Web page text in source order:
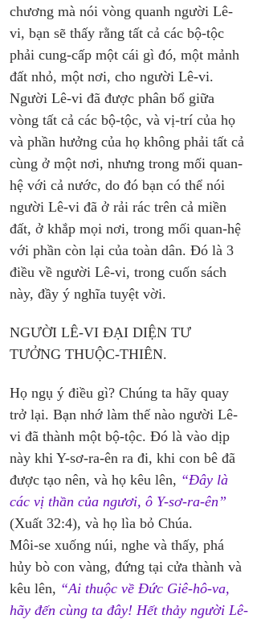
chương mà nói vòng quanh người Lê-
vi, bạn sẽ thấy rằng tất cả các bộ-tộc
phải cung-cấp một cái gì đó, một mảnh
đất nhỏ, một nơi, cho người Lê-vi.
Người Lê-vi đã được phân bổ giữa
vòng tất cả các bộ-tộc, và vị-trí của họ
và phần hưởng của họ không phải tất cả
cùng ở một nơi, nhưng trong mối quan-
hệ với cả nước, do đó bạn có thể nói
người Lê-vi đã ở rải rác trên cả miền
đất, ở khắp mọi nơi, trong mối quan-hệ
với phần còn lại của toàn dân. Đó là 3
điều về người Lê-vi, trong cuốn sách
này, đầy ý nghĩa tuyệt vời.
NGƯỜI LÊ-VI ĐẠI DIỆN TƯ
TƯỞNG THUỘC-THIÊN.
Họ ngụ ý điều gì? Chúng ta hãy quay
trở lại. Bạn nhớ làm thế nào người Lê-
vi đã thành một bộ-tộc. Đó là vào dịp
này khi Y-sơ-ra-ên ra đi, khi con bê đã
được tạo nên, và họ kêu lên, “Đây là
các vị thần của ngươi, ô Y-sơ-ra-ên”
(Xuất 32:4), và họ lìa bỏ Chúa.
Môi-se xuống núi, nghe và thấy, phá
hủy bò con vàng, đứng tại cửa thành và
kêu lên, “Ai thuộc về Đức Giê-hô-va,
hãy đến cùng ta đây! Hết thảy người Lê-